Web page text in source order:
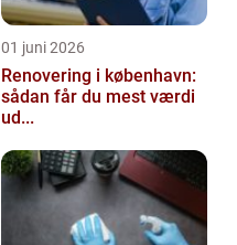
01 juni 2026
Renovering i københavn:
sådan får du mest værdi
ud...